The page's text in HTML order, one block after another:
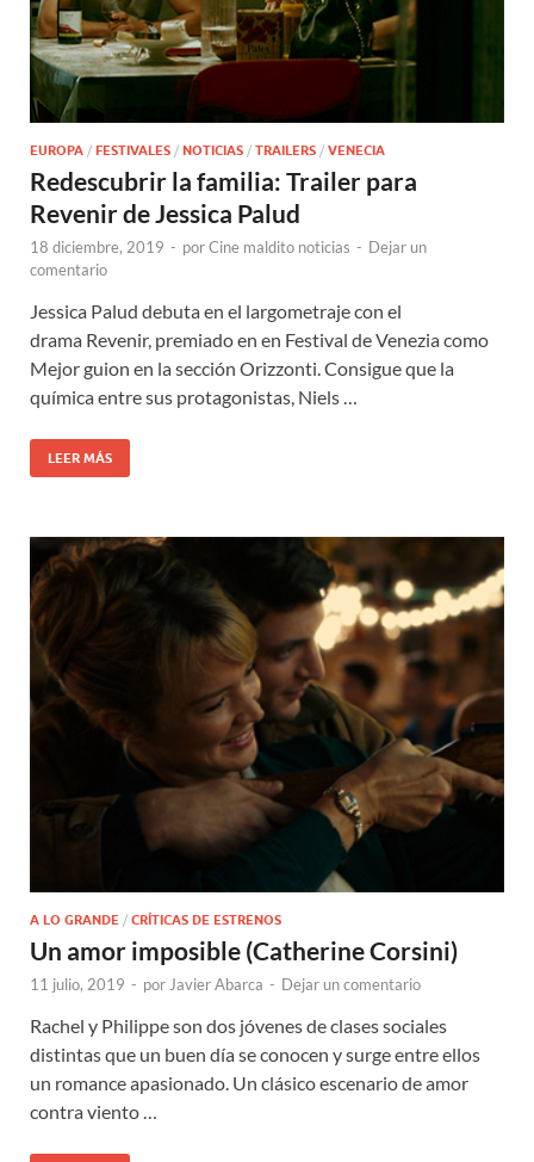
EUROPA / FESTIVALES / NOTICIAS / TRAILERS / VENECIA
Redescubrir la familia: Trailer para
Revenir de Jessica Palud
18 diciembre, 2019 - porCine maldito noticias - Dejar un
comentario
Jessica Palud debuta en el largometraje con el
drama Revenir, premiado en en Festival de Venezia como
Mejor guion en la sección Orizzonti. Consigue que la
química entre sus protagonistas, Niels …
LEER MÁS
A LO GRANDE / CRÍTICAS DE ESTRENOS
Un amor imposible (Catherine Corsini)
11 julio, 2019 - por Javier Abarca - Dejar un comentario
Rachel y Philippe son dos jóvenes de clases sociales
distintas que un buen día se conocen y surge entre ellos
un romance apasionado. Un clásico escenario de amor
contra viento …